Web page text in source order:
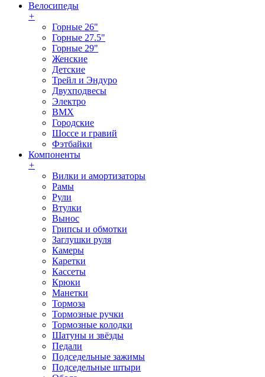
Велосипеды
+
Горные 26"
Горные 27.5"
Горные 29"
Женские
Детские
Трейл и Эндуро
Двухподвесы
Электро
BMX
Городские
Шоссе и гравий
Фэтбайки
Компоненты
+
Вилки и амортизаторы
Рамы
Рули
Втулки
Вынос
Грипсы и обмотки
Заглушки руля
Камеры
Каретки
Кассеты
Крюки
Манетки
Тормоза
Тормозные ручки
Тормозные колодки
Шатуны и звёзды
Педали
Подседельные зажимы
Подседельные штыри